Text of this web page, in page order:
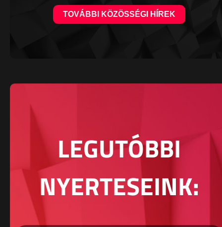
TOVÁBBI KÖZÖSSÉGI HÍREK
LEGUTÓBBI
NYERTESEINK: